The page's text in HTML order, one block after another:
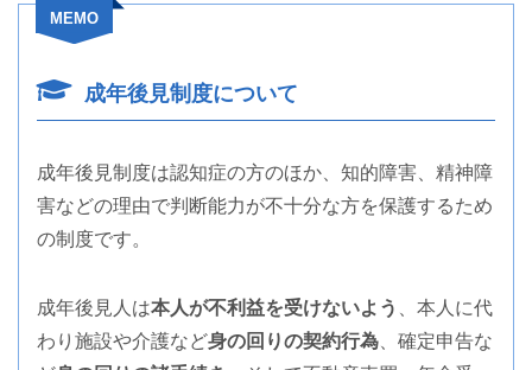
MEMO
成年後見制度について
成年後見制度は認知症の方のほか、知的障害、精神障
害などの理由で判断能力が不十分な方を保護するため
の制度です。
成年後見人は本人が不利益を受けないよう
、本人に代
わり施設や介護など身の回りの契約行為 、確定申告な